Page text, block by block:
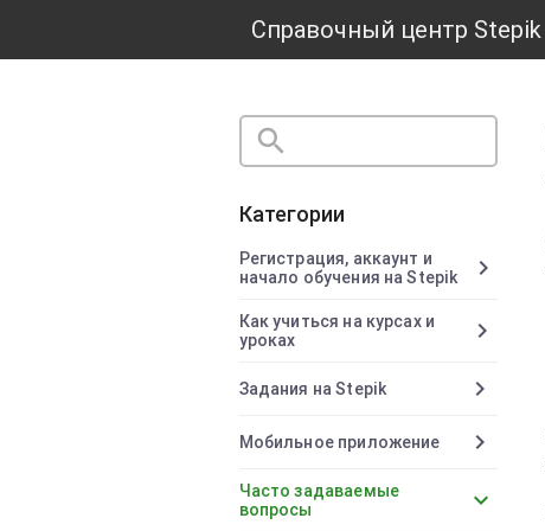
Справочный центр Stepik
search
Категории
Регистрация, аккаунт и
начало обучения на Stepik
chevron_right
Как учиться на курсах и
уроках
chevron_right
Задания на Stepik chevron_right
Мобильное приложение chevron_right
Часто задаваемые
вопросы
chevron_right